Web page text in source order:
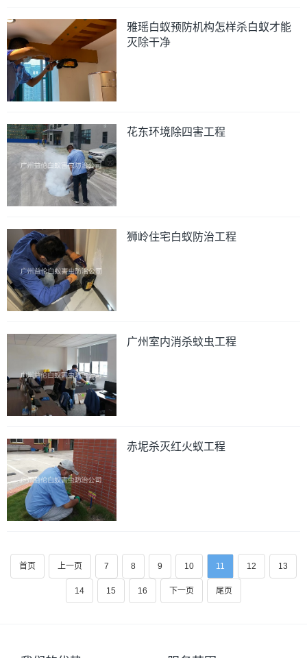
雅瑶白蚁预防机构怎样杀白蚁才能
灭除干净
花东环境除四害工程
狮岭住宅白蚁防治工程
广州室内消杀蚊虫工程
赤坭杀灭红火蚁工程
首页 上一页 7 8 9 10 11 12 13
14 15 16 下一页 尾页